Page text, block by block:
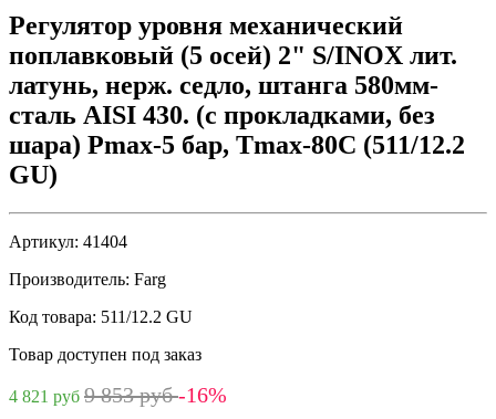
Регулятор уровня механический
поплавковый (5 осей) 2" S/INOX лит.
латунь, нерж. седло, штанга 580мм-
сталь AISI 430. (с прокладками, без
шара) Pmax-5 бар, Tmax-80C (511/12.2
GU)
Артикул: 41404
Производитель: Farg
Код товара: 511/12.2 GU
Товар доступен под заказ
4 821 руб 9 853 руб-16%